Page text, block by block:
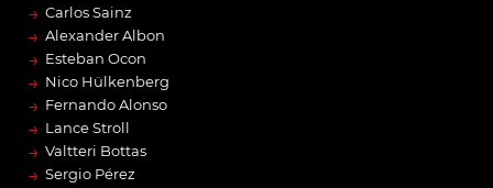
→ Carlos Sainz
→ Alexander Albon
→ Esteban Ocon
→ Nico Hülkenberg
→ Fernando Alonso
→ Lance Stroll
→ Valtteri Bottas
→ Sergio Pérez